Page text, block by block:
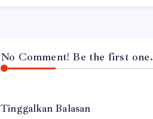
No Comment! Be the first one.
Tinggalkan Balasan